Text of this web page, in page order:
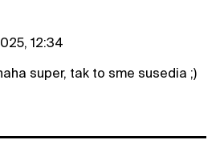
12:34
super, tak to sme susedia ;)